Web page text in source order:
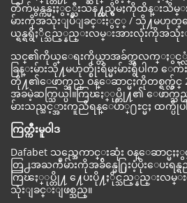
တိက်မွန္ကန္မႈႏွင့္သီးသန႔္တည္ရွိမႈကိုထိန္း
မ်ားကိုအသုံးျပဳျခင္းႏွင့္ / သို႔မဟုတ္ေ
ယ္ရန္ရရွိႏိုင္သည့္နည္းလမ္းအားလုံးကိုအသုံ
သင္၏ကိုယ္ေရးကိုယ္တာအခ်က္အလက္ႏွင့္လုံၿ
ခြန္းမ်ားသို႔မဟုတ္စိုးရိမ္မႈမ်ားရွိပါက
တို႔၏ေဖာက္သည္ ဝန္ေဆာင္မႈကိုတစ္ရက္လွ်င္
အခမဲ့ဆက္သြယ္ပါ။ကြၽႏ္ုပ္တို႔၏ ေဖာက္သ
မ်ားသည္သင့္အားကူညီရန္ေပ်ာ္႐ႊင္မႈ ထက္ပို
ကြတ္ကီးမူဝါဒ
Dafabet သည္အေကာင္းဆုံး ၀န္ေဆာင္မ
တြ႕အႀကဳံမ်ားကိုအခ်ိန္မေ႐ြးပံ့ပိုးေပးရ
ကြၽႏ္ုပ္တို႔ ႔ေပးပို႔ႏိုင္သည့္နည္းလမ္းတ
သုံးျခင္းျဖစ္သည္။